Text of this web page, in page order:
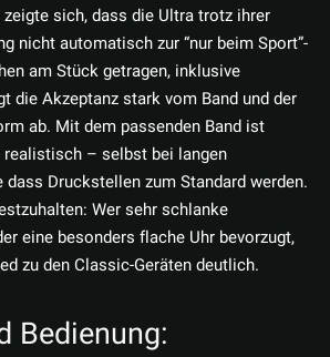
sich, dass die Ultra trotz ihrer
nicht automatisch zur “nur beim Sport”-
am Stück getragen, inklusive
die Akzeptanz stark vom Band und der
ab. Mit dem passenden Band ist
realistisch – selbst bei langen
Druckstellen zum Standard werden.
Wer sehr schlanke
eine besonders flache Uhr bevorzugt,
zu den Classic-Geräten deutlich.
Bedienung: